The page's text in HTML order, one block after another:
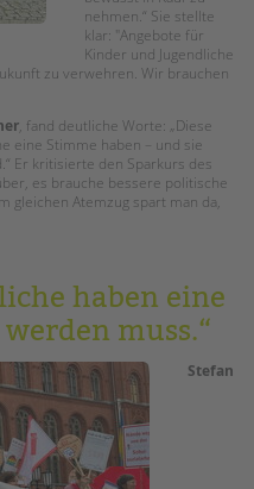
nehmen.“ Sie stellte
klar: "Angebote für
Kinder und Jugendliche
zu verwehren. Wir brauchen
, fand deutliche Worte: „Diese
eine Stimme haben – und sie
Er kritisierte den Sparkurs des
es brauche bessere politische
gleichen Atemzug spart man da,
haben eine
muss.“
Stefan